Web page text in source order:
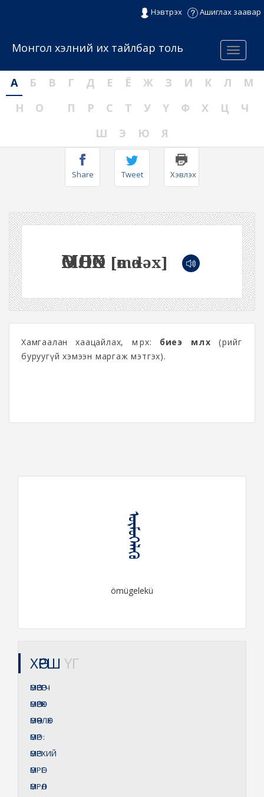
Нэвтрэх Ашиглах заавар
Menu
Монгол хэлний их тайлбар толь
А Б В Г Д Е Ё Ж З И К Л
М
Н
О П Р С Т У Ү Ф Х Ц
Ч
Ш
Э Ю Я
Share Tweet Хэвлэх
ӨМӨӨЛӨХ [өmөːɬəx]
Хамгаалан хаацайлах, өмөөрөх: биеэ өмөөлөх (өөрийгөө
буруугүй хэмээн маргаж мэтгэх).
ᠥᠮᠦᠭᠡᠯᠡᠬᠦ
ömügelekü
ХӨРШ ҮГ
ӨМӨӨРӨГЧ
ӨМӨӨРӨХ
ӨМӨӨЧЛӨХ
ӨМӨР:
ӨМӨРХИЙ
ӨМРӨГ
ӨМРӨЛ